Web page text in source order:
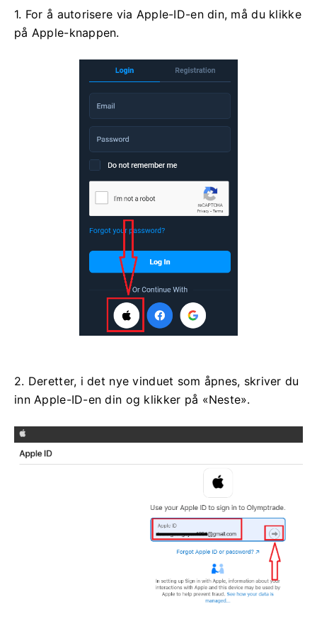
1. For å autorisere via Apple-ID-en din, må du klikke
på Apple-knappen.
2. Deretter, i det nye vinduet som åpnes, skriver du
inn Apple-ID-en din og klikker på «Neste».